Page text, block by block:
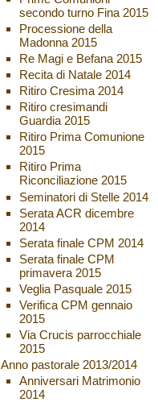
secondo turno Fina 2015
Processione della
Madonna 2015
Re Magi e Befana 2015
Recita di Natale 2014
Ritiro Cresima 2014
Ritiro cresimandi
Guardia 2015
Ritiro Prima Comunione
2015
Ritiro Prima
Riconciliazione 2015
Seminatori di Stelle 2014
Serata ACR dicembre
2014
Serata finale CPM 2014
Serata finale CPM
primavera 2015
Veglia Pasquale 2015
Verifica CPM gennaio
2015
Via Crucis parrocchiale
2015
Anno pastorale 2013/2014
Anniversari Matrimonio
2014